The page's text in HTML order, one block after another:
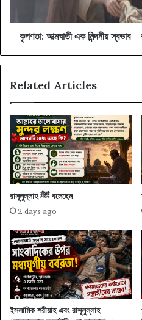
হাদিসের
আলোকে
কৃপণতা: আত্মঘাতী এক নিন্দনীয়
Related Articles
রাসূলুল্লাহ ﷺ বলেছেন
2 days ago
ইসলামিক শরীয়াহ এবং রাসূলুল্লাহ